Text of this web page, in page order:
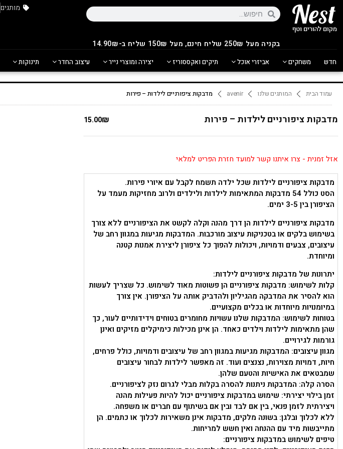
בקניה מעל 250 ₪ שליח חינם, מעל 150₪ שליח ב-14.90₪
מותגים
חדש משחקים אביזרי אוכל תיקים ואקססוריז יצירה ומוצרי נייר עיצוב החדר תינוקות
עמוד הבית המותגים שלנו avenir מדבקות ציפורניים לילדות – פירות
מדבקות ציפורניים לילדות – פירות 15.00₪
אזל זמנית - צרו איתנו קשר למועד חזרת הפריט למלאי
מדבקות ציפורניים לילדות שכל ילדה תשמח לקבל עם איורי פירות.
הסט כולל 54 מדבקות המתאימות לילדות ולילדים ולרוב מחזיקות מעמד על
הציפורן בין 3-5 ימים.
מדבקות ציפורניים לילדות הן דרך מהנה וקלה לקשט את הציפורניים ללא צורך
בשימוש בלקים או בטכניקות עיצוב מורכבות. המדבקות מגיעות במגוון רחב של
עיצובים, צבעים ודמויות, ויכולות להפוך כל ציפורן ליצירת אמנות קטנה
ומיוחדת.
יתרונות של מדבקות ציפורניים לילדות:
קלות לשימוש: מדבקות ציפורניים הן פשוטות מאוד לשימוש. כל שצריך לעשות
הוא להסיר את המדבקה מהגיליון ולהדביק אותה על הציפורן. אין צורך
במיומנויות מיוחדות או בכלים מקצועיים.
בטוחות לשימוש: המדבקות שלנו עשויות מחומרים בטוחים וידידותיים לעור, כך
שהן מתאימות לילדות וילדים כאחד. הן אינן מכילות כימיקלים מזיקים ואינן
גורמות לגירויים.
מגוון עיצובים: המדבקות מגיעות במגוון רחב של עיצובים ודמויות, כולל פרחים,
חיות, דמויות מצוירות, נצנצים ועוד. זה מאפשר לילדות לבחור עיצובים
שמבטאים את האישיות והטעם שלהן.
הסרה קלה: המדבקות ניתנות להסרה בקלות מבלי לגרום נזק לציפורניים.
זמן בילוי יצירתי: שימוש במדבקות ציפורניים יכול להיות פעילות מהנה
ויצירתית לזמן פנאי, בין אם לבד ובין אם בשיתוף עם חברים או משפחה.
ללא לכלוך ובלגן: בשונה מלקים, מדבקות אינן משאירות לכלוך או כתמים. הן
מתייבשות מיד עם ההנחה ואין חשש למריחות.
טיפים לשימוש במדבקות ציפורניים: